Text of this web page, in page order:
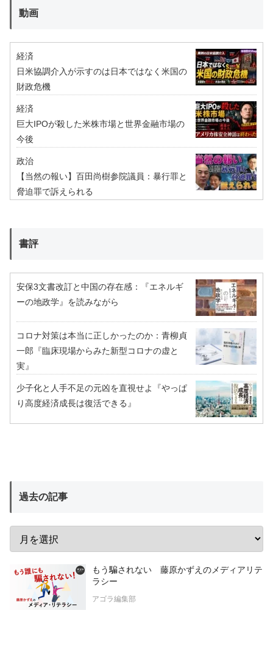
動画
経済
日米協調介入が示すのは日本ではなく米国の
財政危機
経済
巨大IPOが殺した米株市場と世界金融市場の
今後
政治
【当然の報い】百田尚樹参院議員：暴行罪と
脅迫罪で訴えられる
書評
安保3文書改訂と中国の存在感：『エネルギ
ーの地政学』を読みながら
コロナ対策は本当に正しかったのか：青柳貞
一郎『臨床現場からみた新型コロナの虚と
実』
少子化と人手不足の元凶を直視せよ『やっぱ
り高度経済成長は復活できる』
過去の記事
もう騙されない 藤原かずえのメディアリテ
ラシー
アゴラ編集部